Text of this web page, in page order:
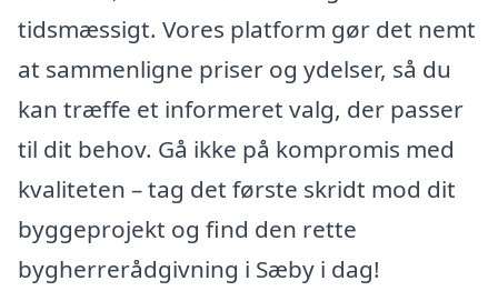
tidsmæssigt. Vores platform gør det nemt
at sammenligne priser og ydelser, så du
kan træffe et informeret valg, der passer
til dit behov. Gå ikke på kompromis med
kvaliteten – tag det første skridt mod dit
byggeprojekt og find den rette
bygherrerådgivning i Sæby i dag!